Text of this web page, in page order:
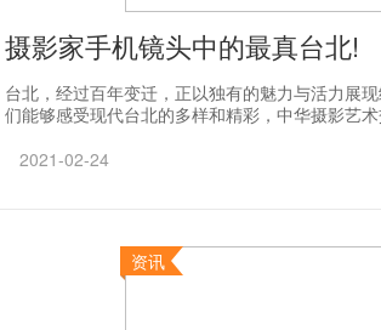
摄影家手机镜头中的最真台北!
台北，经过百年变迁，正以独有的魅力与活力展
们能够感受现代台北的多样和精彩，中华摄影艺
2021-02-24
资讯